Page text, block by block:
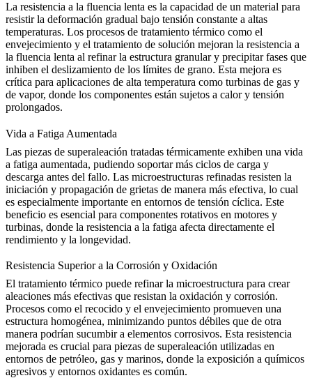
La resistencia a la fluencia lenta es la capacidad de un material para
resistir la deformación gradual bajo tensión constante a altas
temperaturas. Los procesos de tratamiento térmico como el
envejecimiento y el tratamiento de solución mejoran la resistencia a
la fluencia lenta al refinar la estructura granular y precipitar fases que
inhiben el deslizamiento de los límites de grano. Esta mejora es
crítica para aplicaciones de alta temperatura como turbinas de gas y
de vapor, donde los componentes están sujetos a calor y tensión
prolongados.
Vida a Fatiga Aumentada
Las piezas de superaleación tratadas térmicamente exhiben una vida
a fatiga aumentada, pudiendo soportar más ciclos de carga y
descarga antes del fallo. Las microestructuras refinadas resisten la
iniciación y propagación de grietas de manera más efectiva, lo cual
es especialmente importante en entornos de tensión cíclica. Este
beneficio es esencial para componentes rotativos en motores y
turbinas, donde la resistencia a la fatiga afecta directamente el
rendimiento y la longevidad.
Resistencia Superior a la Corrosión y Oxidación
El tratamiento térmico puede refinar la microestructura para crear
aleaciones más efectivas que resistan la oxidación y corrosión.
Procesos como el recocido y el envejecimiento promueven una
estructura homogénea, minimizando puntos débiles que de otra
manera podrían sucumbir a elementos corrosivos. Esta resistencia
mejorada es crucial para piezas de superaleación utilizadas en
entornos de petróleo, gas y marinos, donde la exposición a químicos
agresivos y entornos oxidantes es común.